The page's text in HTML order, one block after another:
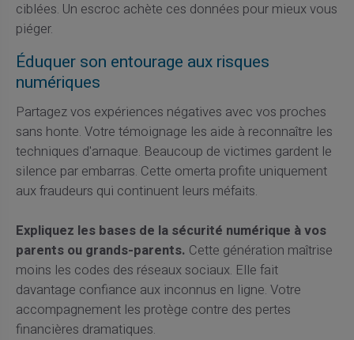
ciblées. Un escroc achète ces données pour mieux vous
piéger.
Éduquer son entourage aux risques
numériques
Partagez vos expériences négatives avec vos proches
sans honte. Votre témoignage les aide à reconnaître les
techniques d'arnaque. Beaucoup de victimes gardent le
silence par embarras. Cette omerta profite uniquement
aux fraudeurs qui continuent leurs méfaits.
Expliquez les bases de la sécurité numérique à vos
parents ou grands-parents. Cette génération maîtrise
moins les codes des réseaux sociaux. Elle fait
davantage confiance aux inconnus en ligne. Votre
accompagnement les protège contre des pertes
financières dramatiques.